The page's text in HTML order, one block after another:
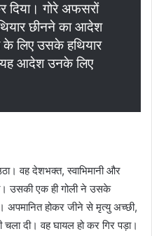
दिया। गोरे अफसरों
छीनने का आदेश
के लिए उसके हथियार
यह आदेश उनके लिए
वह देशभक्त, स्वाभिमानी और
उसकी एक ही गोली ने उसके
अपमानित होकर जीने से मृत्यु अच्छी,
दी। वह घायल हो कर गिर पड़ा।